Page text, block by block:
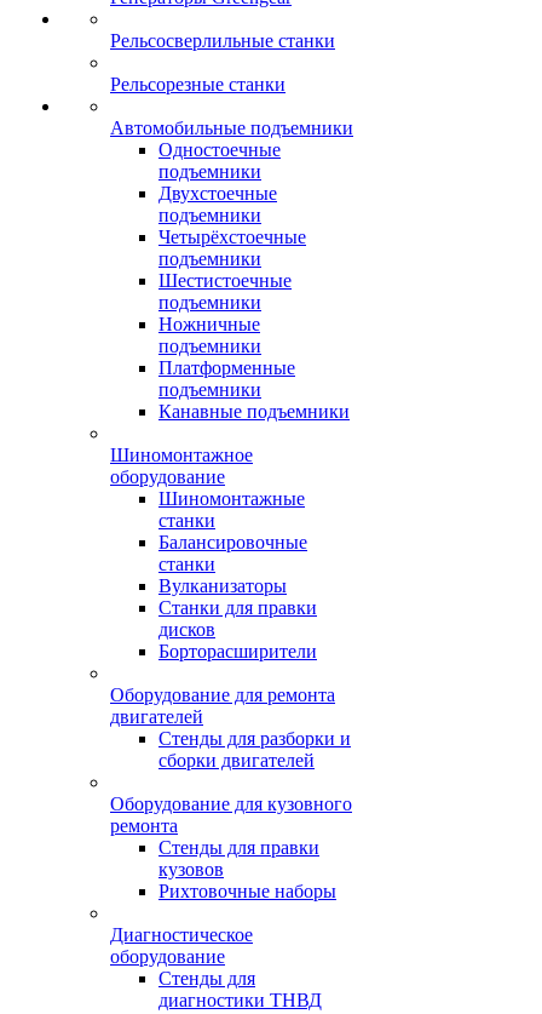
Рельсосверлильные станки
Рельсорезные станки
Автомобильные подъемники
Одностоечные
подъемники
Двухстоечные
подъемники
Четырёхстоечные
подъемники
Шестистоечные
подъемники
Ножничные
подъемники
Платформенные
подъемники
Канавные подъемники
Шиномонтажное
оборудование
Шиномонтажные
станки
Балансировочные
станки
Вулканизаторы
Станки для правки
дисков
Борторасширители
Оборудование для ремонта
двигателей
Стенды для разборки и
сборки двигателей
Оборудование для кузовного
ремонта
Стенды для правки
кузовов
Рихтовочные наборы
Диагностическое
оборудование
Стенды для
диагностики ТНВД